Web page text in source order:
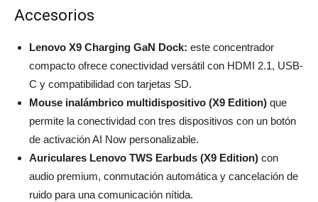
Accesorios
Lenovo X9 Charging GaN Dock: este concentrador
compacto ofrece conectividad versátil con HDMI 2.1, USB-
C y compatibilidad con tarjetas SD.
Mouse inalámbrico multidispositivo (X9 Edition) que
permite la conectividad con tres dispositivos con un botón
de activación AI Now personalizable.
Auriculares Lenovo TWS Earbuds (X9 Edition) con
audio premium, conmutación automática y cancelación de
ruido para una comunicación nítida.